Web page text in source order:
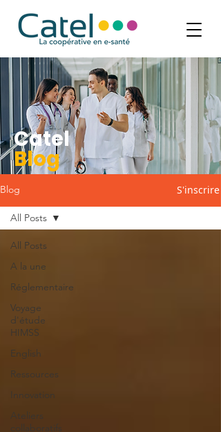
Blog S'inscrire
All Posts
A la une
Réglementaire
Voyage
d'étude
HIMSS
English
Ressources
Innovation
Ateliers
collaboratifs
All Posts
Catel
Blog